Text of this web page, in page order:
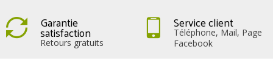
Garantie
satisfaction
Retours gratuits
Service client
Téléphone, Mail, Page
Facebook